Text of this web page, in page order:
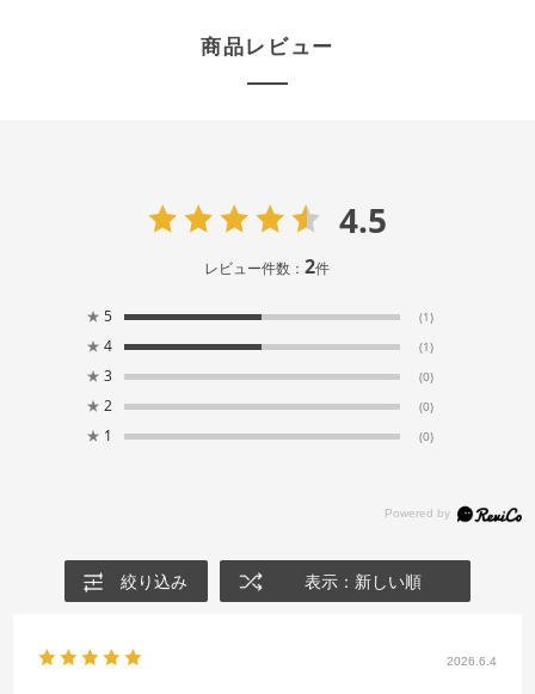
商品レビュー
4.5
レビュー件数：2件
★ 5 (1)
★ 4 (1)
★ 3 (0)
★ 2 (0)
★ 1 (0)
絞り込み 表示：新しい順
2026.6.4